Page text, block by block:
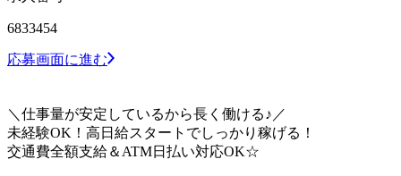
6833454
応募画面に進む
＼仕事量が安定しているから長く働ける♪／
未経験OK！高日給スタートでしっかり稼げる！
交通費全額支給＆ATM日払い対応OK☆